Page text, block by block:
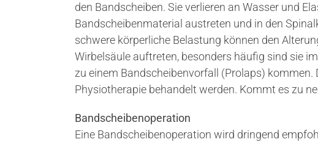
den Bandscheiben. Sie verlieren an Wasser und
Bandscheibenmaterial austreten und in den
schwere körperliche Belastung können den
Wirbelsäule auftreten, besonders häufig sind sie
zu einem Bandscheibenvorfall (Prolaps)
Physiotherapie behandelt werden. Kommt es zu
Bandscheibenoperation
Eine Bandscheibenoperation wird dringend